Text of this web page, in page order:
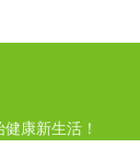
康新生活！